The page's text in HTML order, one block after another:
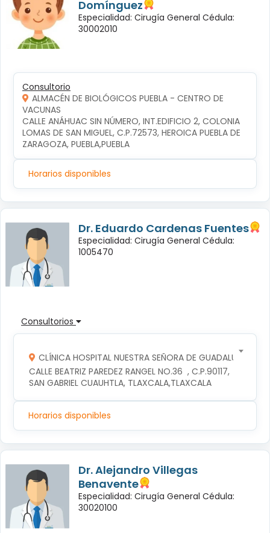
Domínguez
Especialidad: Cirugía General Cédula:
30002010
Consultorio
ALMACÉN DE BIOLÓGICOS PUEBLA - CENTRO DE
VACUNAS
CALLE ANÁHUAC SIN NÚMERO, INT.EDIFICIO 2, COLONIA
LOMAS DE SAN MIGUEL, C.P.72573, HEROICA PUEBLA DE
ZARAGOZA, PUEBLA,PUEBLA
Horarios disponibles
Dr. Eduardo Cardenas Fuentes
Especialidad: Cirugía General Cédula:
1005470
Consultorios
CLÍNICA HOSPITAL NUESTRA SEÑORA DE GUADALUPE
CALLE BEATRIZ PAREDEZ RANGEL NO.36  , C.P.90117,
SAN GABRIEL CUAUHTLA, TLAXCALA,TLAXCALA
Horarios disponibles
Dr. Alejandro Villegas
Benavente
Especialidad: Cirugía General Cédula:
30020100